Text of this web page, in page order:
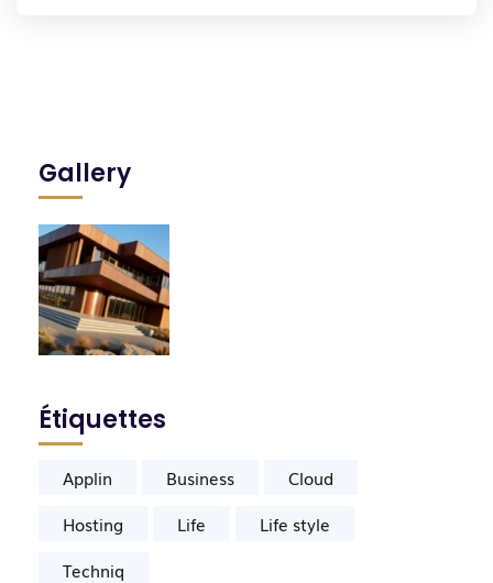
Gallery
Étiquettes
Applin Business
Cloud
Hosting
Life
Life style
Techniq